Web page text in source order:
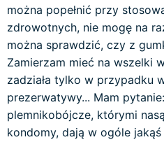
można popełnić przy
zdrowotnych, nie mogę na
można sprawdzić, czy z
Zamierzam mieć na wszelki
zadziała tylko w przypadku
prezerwatywy... Mam
plemnikobójcze, którymi
kondomy, dają w ogóle